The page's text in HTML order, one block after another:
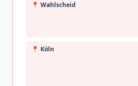
📍 Wahlscheid
📍 Köln